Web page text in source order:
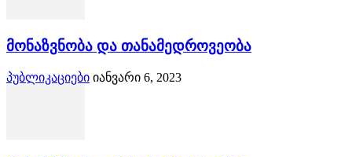
მონაზვნობა და თანამედროვეობა
პუბლიკაციები იანვარი 6, 2023